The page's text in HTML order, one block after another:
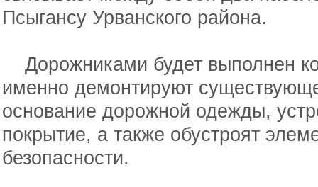
Псыгансу Урванского района.
Дорожниками будет выполнен
именно демонтируют
основание дорожной одежды,
покрытие, а также обустроят
безопасности.